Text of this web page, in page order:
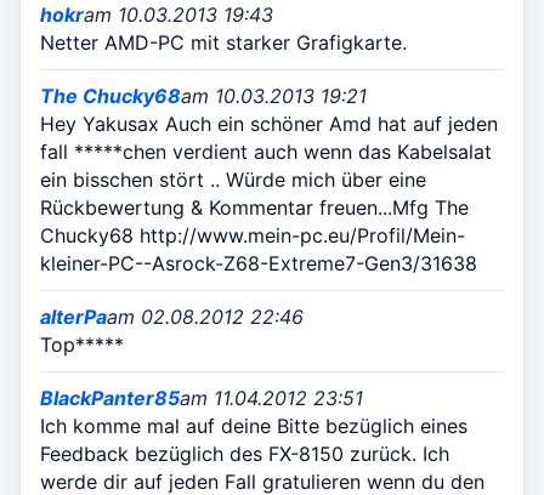
hokram 10.03.2013 19:43
Netter AMD-PC mit starker Grafigkarte.
The Chucky68am 10.03.2013 19:21
Hey Yakusax Auch ein schöner Amd hat auf jeden
fall *****chen verdient auch wenn das Kabelsalat
ein bisschen stört .. Würde mich über eine
Rückbewertung & Kommentar freuen...Mfg The
Chucky68 http://www.mein-pc.eu/Profil/Mein-
kleiner-PC--Asrock-Z68-Extreme7-Gen3/31638
alterPaam 02.08.2012 22:46
Top*****
BlackPanter85am 11.04.2012 23:51
Ich komme mal auf deine Bitte bezüglich eines
Feedback bezüglich des FX-8150 zurück. Ich
werde dir auf jeden Fall gratulieren wenn du den